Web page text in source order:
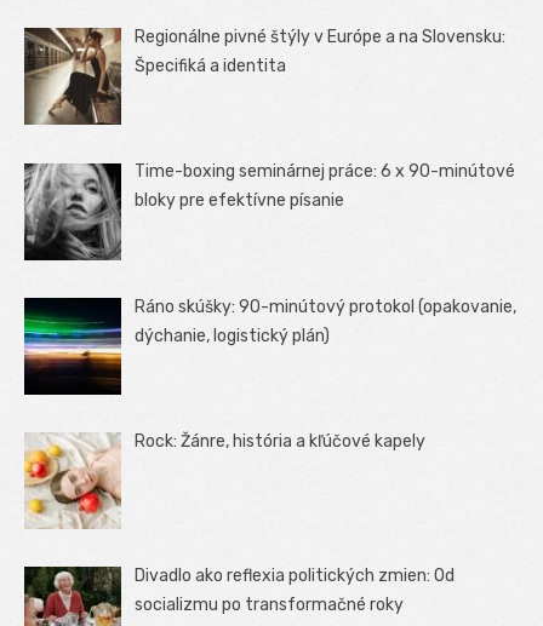
Regionálne pivné štýly v Európe a na Slovensku:
Špecifiká a identita
Time-boxing seminárnej práce: 6 x 90-minútové
bloky pre efektívne písanie
Ráno skúšky: 90-minútový protokol (opakovanie,
dýchanie, logistický plán)
Rock: Žánre, história a kľúčové kapely
Divadlo ako reflexia politických zmien: Od
socializmu po transformačné roky